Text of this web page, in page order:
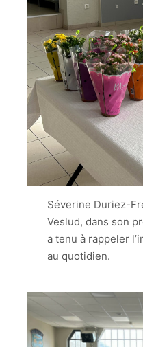
Séverine Duriez-
Veslud, dans son
a tenu à rappeler
au quotidien.